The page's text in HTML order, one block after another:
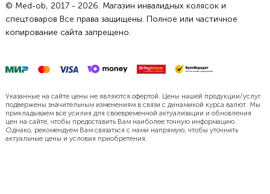
© Med-ob, 2017 - 2026. Магазин инвалидных колясок и
спецтоваров Все права защищены. Полное или частичное
копирование сайта запрещено.
Указанные на сайте цены не являются офертой. Цены нашей продукции/услуг
подвержены значительным изменениям в связи с динамикой курса валют. Мы
прикладываем все усилия для своевременной актуализации и обновления
цен на сайте, чтобы предоставить Вам наиболее точную информацию.
Однако, рекомендуем Вам связаться с нами напрямую, чтобы уточнить
актуальные цены и условия приобретения.